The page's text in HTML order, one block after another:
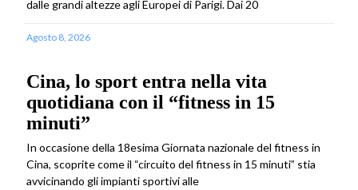
dalle grandi altezze agli Europei di Parigi. Dai 20
Agosto 8, 2026
Cina, lo sport entra nella vita
quotidiana con il “fitness in 15
minuti”
In occasione della 18esima Giornata nazionale del fitness in
Cina, scoprite come il “circuito del fitness in 15 minuti” stia
avvicinando gli impianti sportivi alle